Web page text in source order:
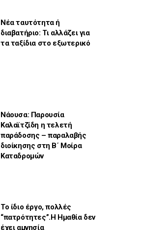
Νέα ταυτότητα ή
διαβατήριο: Τι αλλάζει για
τα ταξίδια στο εξωτερικό
Νάουσα: Παρουσία
Καλαϊτζίδη η τελετή
παράδοσης – παραλαβής
διοίκησης στη Β΄ Μοίρα
Καταδρομών
Το ίδιο έργο, πολλές
“πατρότητες”.Η Ημαθία δεν
έχει αμνησία